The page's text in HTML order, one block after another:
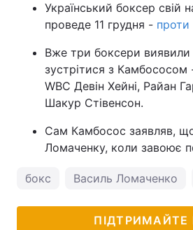
Український боксер свій
проведе 11 грудня - проти
Вже три боксери виявили
зустрітися з
WBC Девін Хейні, Райан
Шакур Стівенсон.
Сам Камбосос заявляв,
Ломаченку, коли завоює
бокс Василь Ломаченко
ПІДТРИМАЙТЕ